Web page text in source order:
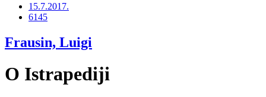
15.7.2017.
6145
Frausin, Luigi
O Istrapediji